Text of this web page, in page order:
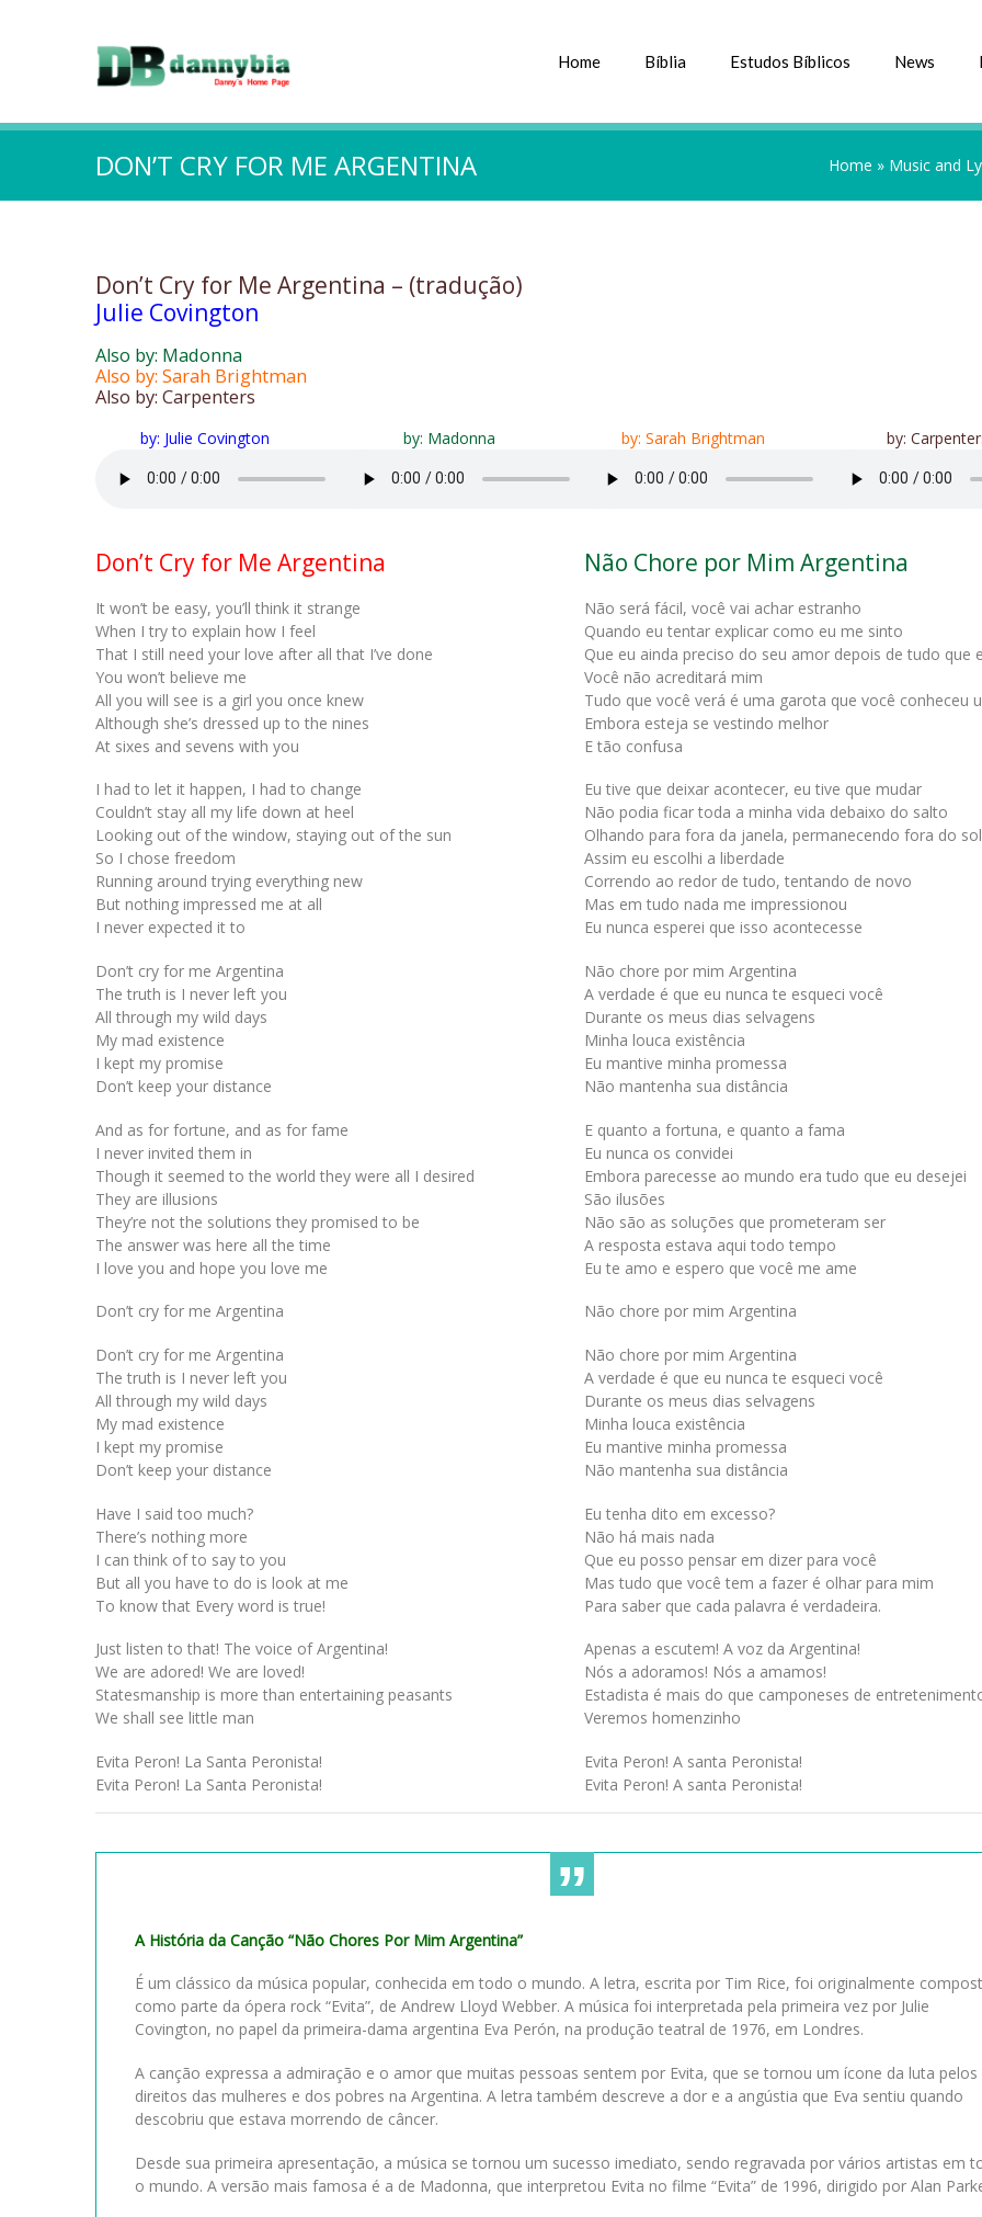
Home Bíblia Estudos Bíblicos News
DON’T CRY FOR ME ARGENTINA Home » Music and
Don’t Cry for Me Argentina – (tradução)
Julie Covington
Also by: Madonna
Also by: Sarah Brightman
Also by: Carpenters
by: Julie Covington by: Madonna by: Sarah Brightman by:
Don’t Cry for Me Argentina
It won’t be easy, you’ll think it strange
When I try to explain how I feel
That I still need your love after all that I’ve done
You won’t believe me
All you will see is a girl you once knew
Although she’s dressed up to the nines
At sixes and sevens with you
I had to let it happen, I had to change
Couldn’t stay all my life down at heel
Looking out of the window, staying out of the sun
So I chose freedom
Running around trying everything new
But nothing impressed me at all
I never expected it to
Don’t cry for me Argentina
The truth is I never left you
All through my wild days
My mad existence
I kept my promise
Don’t keep your distance
And as for fortune, and as for fame
I never invited them in
Though it seemed to the world they were all I desired
They are illusions
They’re not the solutions they promised to be
The answer was here all the time
I love you and hope you love me
Don’t cry for me Argentina
Don’t cry for me Argentina
The truth is I never left you
All through my wild days
My mad existence
I kept my promise
Don’t keep your distance
Have I said too much?
There’s nothing more
I can think of to say to you
But all you have to do is look at me
To know that Every word is true!
Just listen to that! The voice of Argentina!
We are adored! We are loved!
Statesmanship is more than entertaining peasants
We shall see little man
Evita Peron! La Santa Peronista!
Evita Peron! La Santa Peronista!
Não Chore por Mim Argentina
Não será fácil, você vai achar estranho
Quando eu tentar explicar como eu me sinto
Que eu ainda preciso do seu amor depois de tudo que
Você não acreditará mim
Tudo que você verá é uma garota que você conheceu
Embora esteja se vestindo melhor
E tão confusa
Eu tive que deixar acontecer, eu tive que mudar
Não podia ficar toda a minha vida debaixo do salto
Olhando para fora da janela, permanecendo fora do sol
Assim eu escolhi a liberdade
Correndo ao redor de tudo, tentando de novo
Mas em tudo nada me impressionou
Eu nunca esperei que isso acontecesse
Não chore por mim Argentina
A verdade é que eu nunca te esqueci você
Durante os meus dias selvagens
Minha louca existência
Eu mantive minha promessa
Não mantenha sua distância
E quanto a fortuna, e quanto a fama
Eu nunca os convidei
Embora parecesse ao mundo era tudo que eu desejei
São ilusões
Não são as soluções que prometeram ser
A resposta estava aqui todo tempo
Eu te amo e espero que você me ame
Não chore por mim Argentina
Não chore por mim Argentina
A verdade é que eu nunca te esqueci você
Durante os meus dias selvagens
Minha louca existência
Eu mantive minha promessa
Não mantenha sua distância
Eu tenha dito em excesso?
Não há mais nada
Que eu posso pensar em dizer para você
Mas tudo que você tem a fazer é olhar para mim
Para saber que cada palavra é verdadeira.
Apenas a escutem! A voz da Argentina!
Nós a adoramos! Nós a amamos!
Estadista é mais do que camponeses de
Veremos homenzinho
Evita Peron! A santa Peronista!
Evita Peron! A santa Peronista!
A História da Canção “Não Chores Por Mim Argentina”
É um clássico da música popular, conhecida em todo o mundo. A letra, escrita por Tim Rice, foi originalmente
como parte da ópera rock “Evita”, de Andrew Lloyd Webber. A música foi interpretada pela primeira vez por Julie
Covington, no papel da primeira-dama argentina Eva Perón, na produção teatral de 1976, em Londres.
A canção expressa a admiração e o amor que muitas pessoas sentem por Evita, que se tornou um ícone da luta pelos
direitos das mulheres e dos pobres na Argentina. A letra também descreve a dor e a angústia que Eva sentiu quando
descobriu que estava morrendo de câncer.
Desde sua primeira apresentação, a música se tornou um sucesso imediato, sendo regravada por vários artistas em
o mundo. A versão mais famosa é a de Madonna, que interpretou Evita no filme “Evita” de 1996, dirigido por Alan